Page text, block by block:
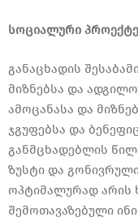
სოციალური
განაცხადის
მიზნებსა და
ამოცანასა და
ჯგუფებსა და
განმცხადებლის
ზუსტი და
ოპტიმალურად არის
შემოთავაზებული